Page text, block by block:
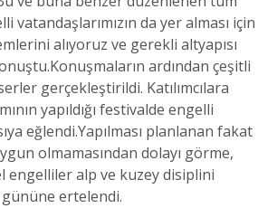
vatandaşlarımızın da yer alması için
alıyoruz ve gerekli altyapısı
Konuşmaların ardından çeşitli
gerçekleştirildi. Katılımcılara
yapıldığı festivalde engelli
eğlendi.Yapılması planlanan fakat
olmamasından dolayı görme,
engelliler alp ve kuzey disiplini
gününe ertelendi.